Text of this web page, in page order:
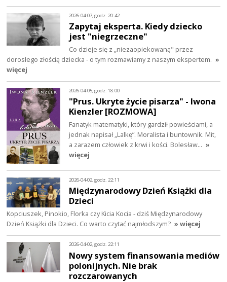
2026-04-07, godz. 20:42
Zapytaj eksperta. Kiedy dziecko
jest "niegrzeczne"
Co dzieje się z „niezaopiekowaną" przez
dorosłego złością dziecka - o tym rozmawiamy z naszym ekspertem. »
więcej
2026-04-05, godz. 18:00
"Prus. Ukryte życie pisarza" - Iwona
Kienzler [ROZMOWA]
Fanatyk matematyki, który gardził powieściami, a
jednak napisał „Lalkę”. Moralista i buntownik. Mit,
a zarazem człowiek z krwi i kości. Bolesław… »
więcej
2026-04-02, godz. 22:11
Międzynarodowy Dzień Książki dla
Dzieci
Kopciuszek, Pinokio, Florka czy Kicia Kocia - dziś Międzynarodowy
Dzień Książki dla Dzieci. Co warto czytać najmłodszym? » więcej
2026-04-02, godz. 22:11
Nowy system finansowania mediów
polonijnych. Nie brak
rozczarowanych